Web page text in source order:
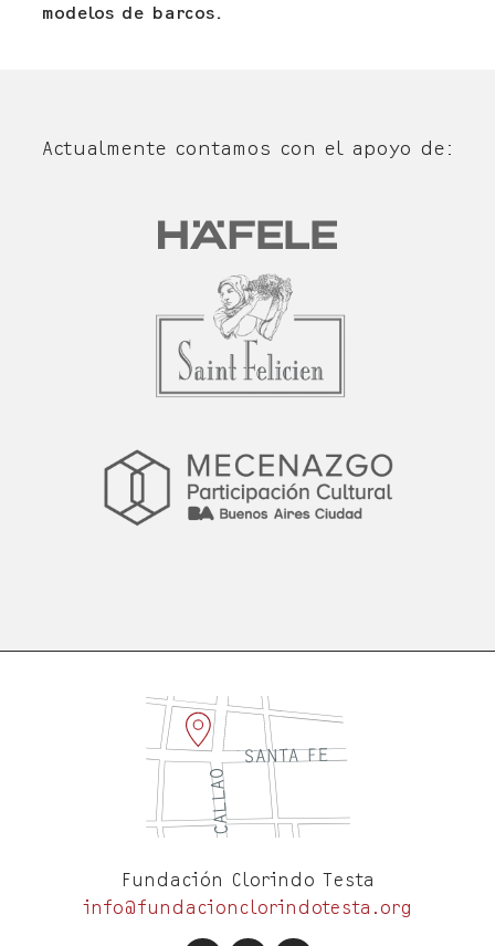
modelos de barcos.
Actualmente contamos con el apoyo de:
Fundación Clorindo Testa
info@fundacionclorindotesta.org